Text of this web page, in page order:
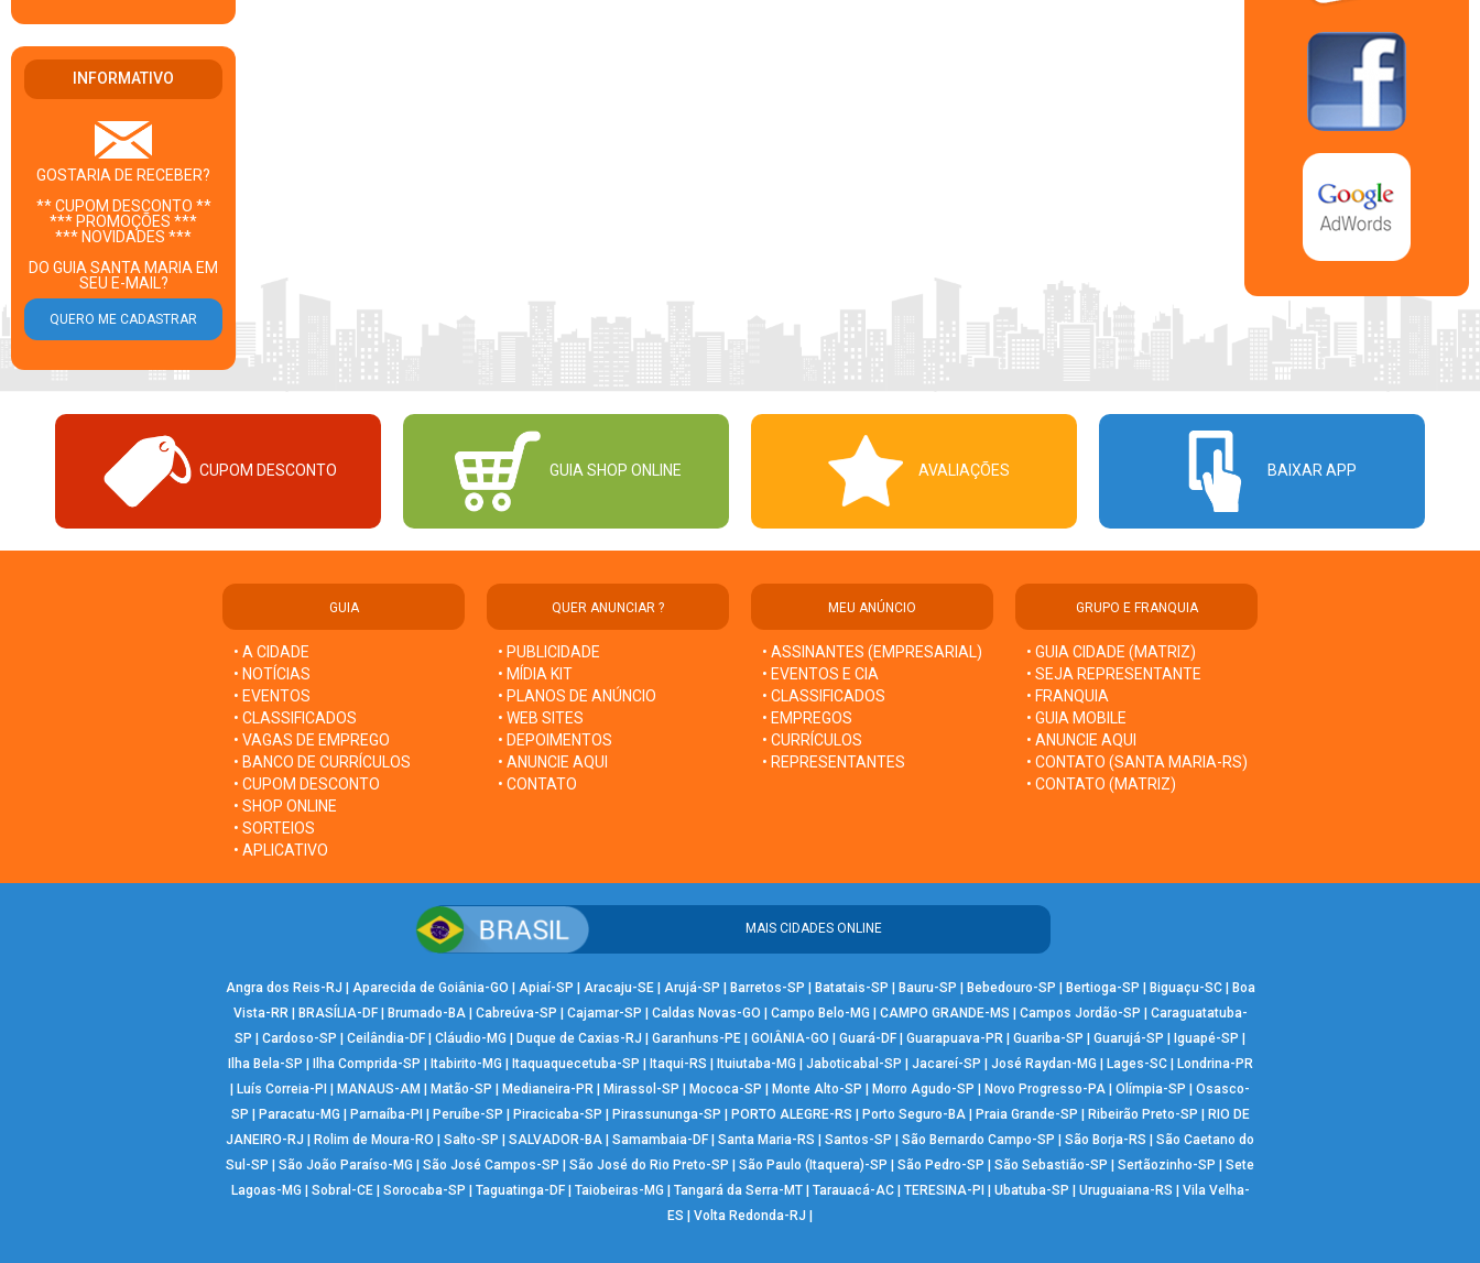
INFORMATIVO
GOSTARIA DE RECEBER?
** CUPOM DESCONTO **
*** PROMOÇÕES ***
*** NOVIDADES ***
DO GUIA SANTA MARIA EM
SEU E-MAIL?
CUPOM DESCONTO GUIA SHOP ONLINE AVALIAÇÕES BAIXAR APP
GUIA
• A CIDADE
• NOTÍCIAS
• EVENTOS
• CLASSIFICADOS
• VAGAS DE EMPREGO
• BANCO DE CURRÍCULOS
• CUPOM DESCONTO
• SHOP ONLINE
• SORTEIOS
• APLICATIVO
QUER ANUNCIAR ?
• PUBLICIDADE
• MÍDIA KIT
• PLANOS DE ANÚNCIO
• WEB SITES
• DEPOIMENTOS
• ANUNCIE AQUI
• CONTATO
MEU ANÚNCIO
• ASSINANTES (EMPRESARIAL)
• EVENTOS E CIA
• CLASSIFICADOS
• EMPREGOS
• CURRÍCULOS
• REPRESENTANTES
GRUPO E FRANQUIA
• GUIA CIDADE (MATRIZ)
• SEJA REPRESENTANTE
• FRANQUIA
• GUIA MOBILE
• ANUNCIE AQUI
• CONTATO (SANTA MARIA-RS)
• CONTATO (MATRIZ)
MAIS CIDADES ONLINE
Angra dos Reis-RJ | Aparecida de Goiânia-GO | Apiaí-SP | Aracaju-SE| Arujá-SP | Barretos-SP | Batatais-SP | Bauru-SP | Bebedouro-SP | Bertioga-SP | Biguaçu-SC| Boa
Vista-RR | BRASÍLIA-DF| Brumado-BA| Cabreúva-SP | Cajamar-SP | Caldas Novas-GO | Campo Belo-MG | CAMPO GRANDE-MS | Campos Jordão-SP | Caraguatatuba-
SP | Cardoso-SP | Ceilândia-DF | Cláudio-MG | Duque de Caxias-RJ | Garanhuns-PE | GOIÂNIA-GO | Guará-DF | Guarapuava-PR | Guariba-SP | Guarujá-SP | Iguapé-SP |
Ilha Bela-SP | Ilha Comprida-SP | Itabirito-MG | Itaquaquecetuba-SP | Itaqui-RS | Ituiutaba-MG | Jaboticabal-SP | Jacareí-SP | José Raydan-MG | Lages-SC| Londrina-PR
| Luís Correia-PI | MANAUS-AM | Matão-SP | Medianeira-PR | Mirassol-SP | Mococa-SP | Monte Alto-SP | Morro Agudo-SP | Novo Progresso-PA | Olímpia-SP | Osasco-
SP | Paracatu-MG | Parnaíba-PI | Peruíbe-SP | Piracicaba-SP | Pirassununga-SP | PORTO ALEGRE-RS | Porto Seguro-BA| Praia Grande-SP | Ribeirão Preto-SP | RIO DE
JANEIRO-RJ | Rolim de Moura-RO | Salto-SP | SALVADOR-BA | Samambaia-DF | Santa Maria-RS | Santos-SP | São Bernardo Campo-SP | São Borja-RS | São Caetano do
Sul-SP | São João Paraíso-MG | São José Campos-SP | São José do Rio Preto-SP | São Paulo (Itaquera)-SP | São Pedro-SP | São Sebastião-SP | Sertãozinho-SP | Sete
Lagoas-MG | Sobral-CE| Sorocaba-SP | Taguatinga-DF| Taiobeiras-MG | Tangará da Serra-MT| Tarauacá-AC| TERESINA-PI | Ubatuba-SP | Uruguaiana-RS | Vila Velha-
ES | Volta Redonda-RJ |